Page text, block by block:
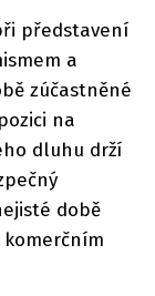
představení
a
zúčastněné
na
dluhu drží
době